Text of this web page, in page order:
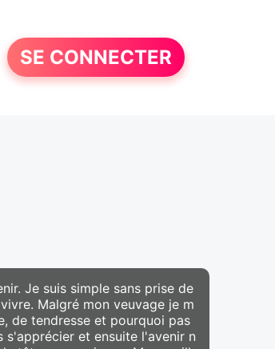
SE CONNECTER
Je suis simple sans prise de
Malgré mon veuvage je m
de tendresse et pourquoi pas
s'apprécier et ensuite l'avenir n